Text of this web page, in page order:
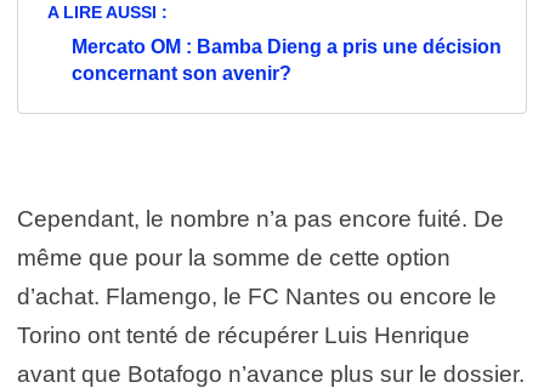
A LIRE AUSSI :
Mercato OM : Bamba Dieng a pris une décision
concernant son avenir?
Cependant, le nombre n’a pas encore fuité. De
même que pour la somme de cette option
d’achat. Flamengo, le FC Nantes ou encore le
Torino ont tenté de récupérer Luis Henrique
avant que Botafogo n’avance plus sur le dossier.